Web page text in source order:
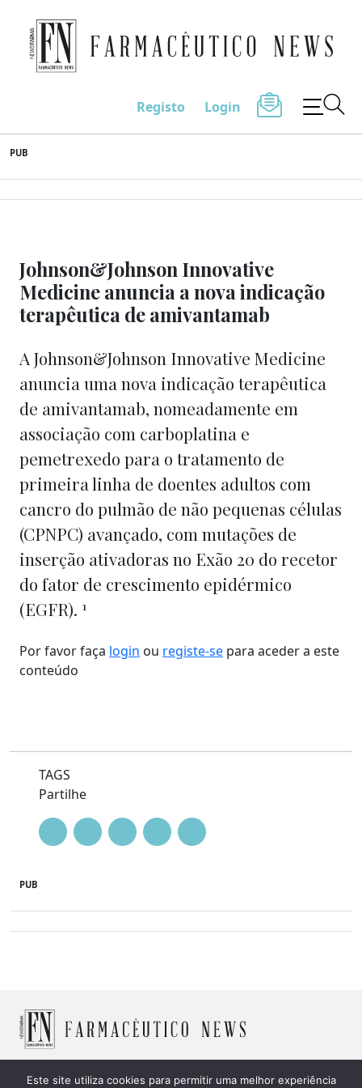
to
content
Farmacêutico News
Registo Login
PUB
Johnson&Johnson Innovative
Medicine anuncia a nova indicação
terapêutica de amivantamab
A Johnson&Johnson Innovative Medicine
anuncia uma nova indicação terapêutica
de amivantamab, nomeadamente em
associação com carboplatina e
pemetrexedo para o tratamento de
primeira linha de doentes adultos com
cancro do pulmão de não pequenas células
(CPNPC) avançado, com mutações de
inserção ativadoras no Exão 20 do recetor
do fator de crescimento epidérmico
(EGFR). 1
Por favor faça login ou registe-se para aceder a este
conteúdo
TAGS
Partilhe
PUB
Este site utiliza cookies para permitir uma melhor experiência